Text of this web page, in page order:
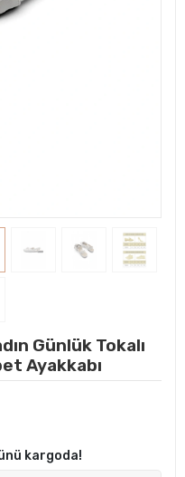
Günlük Tokalı
Ayakkabı
kargoda!